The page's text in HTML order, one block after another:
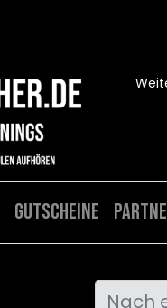
Gutscheine